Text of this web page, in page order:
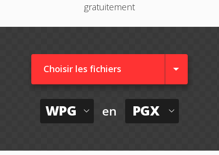
gratuitement
Choisir les fichiers
WPG en PGX